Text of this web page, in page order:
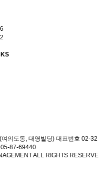
의도동, 대영빌딩) 대표번호 02-32
87-69440
ALL RIGHTS RESERVE